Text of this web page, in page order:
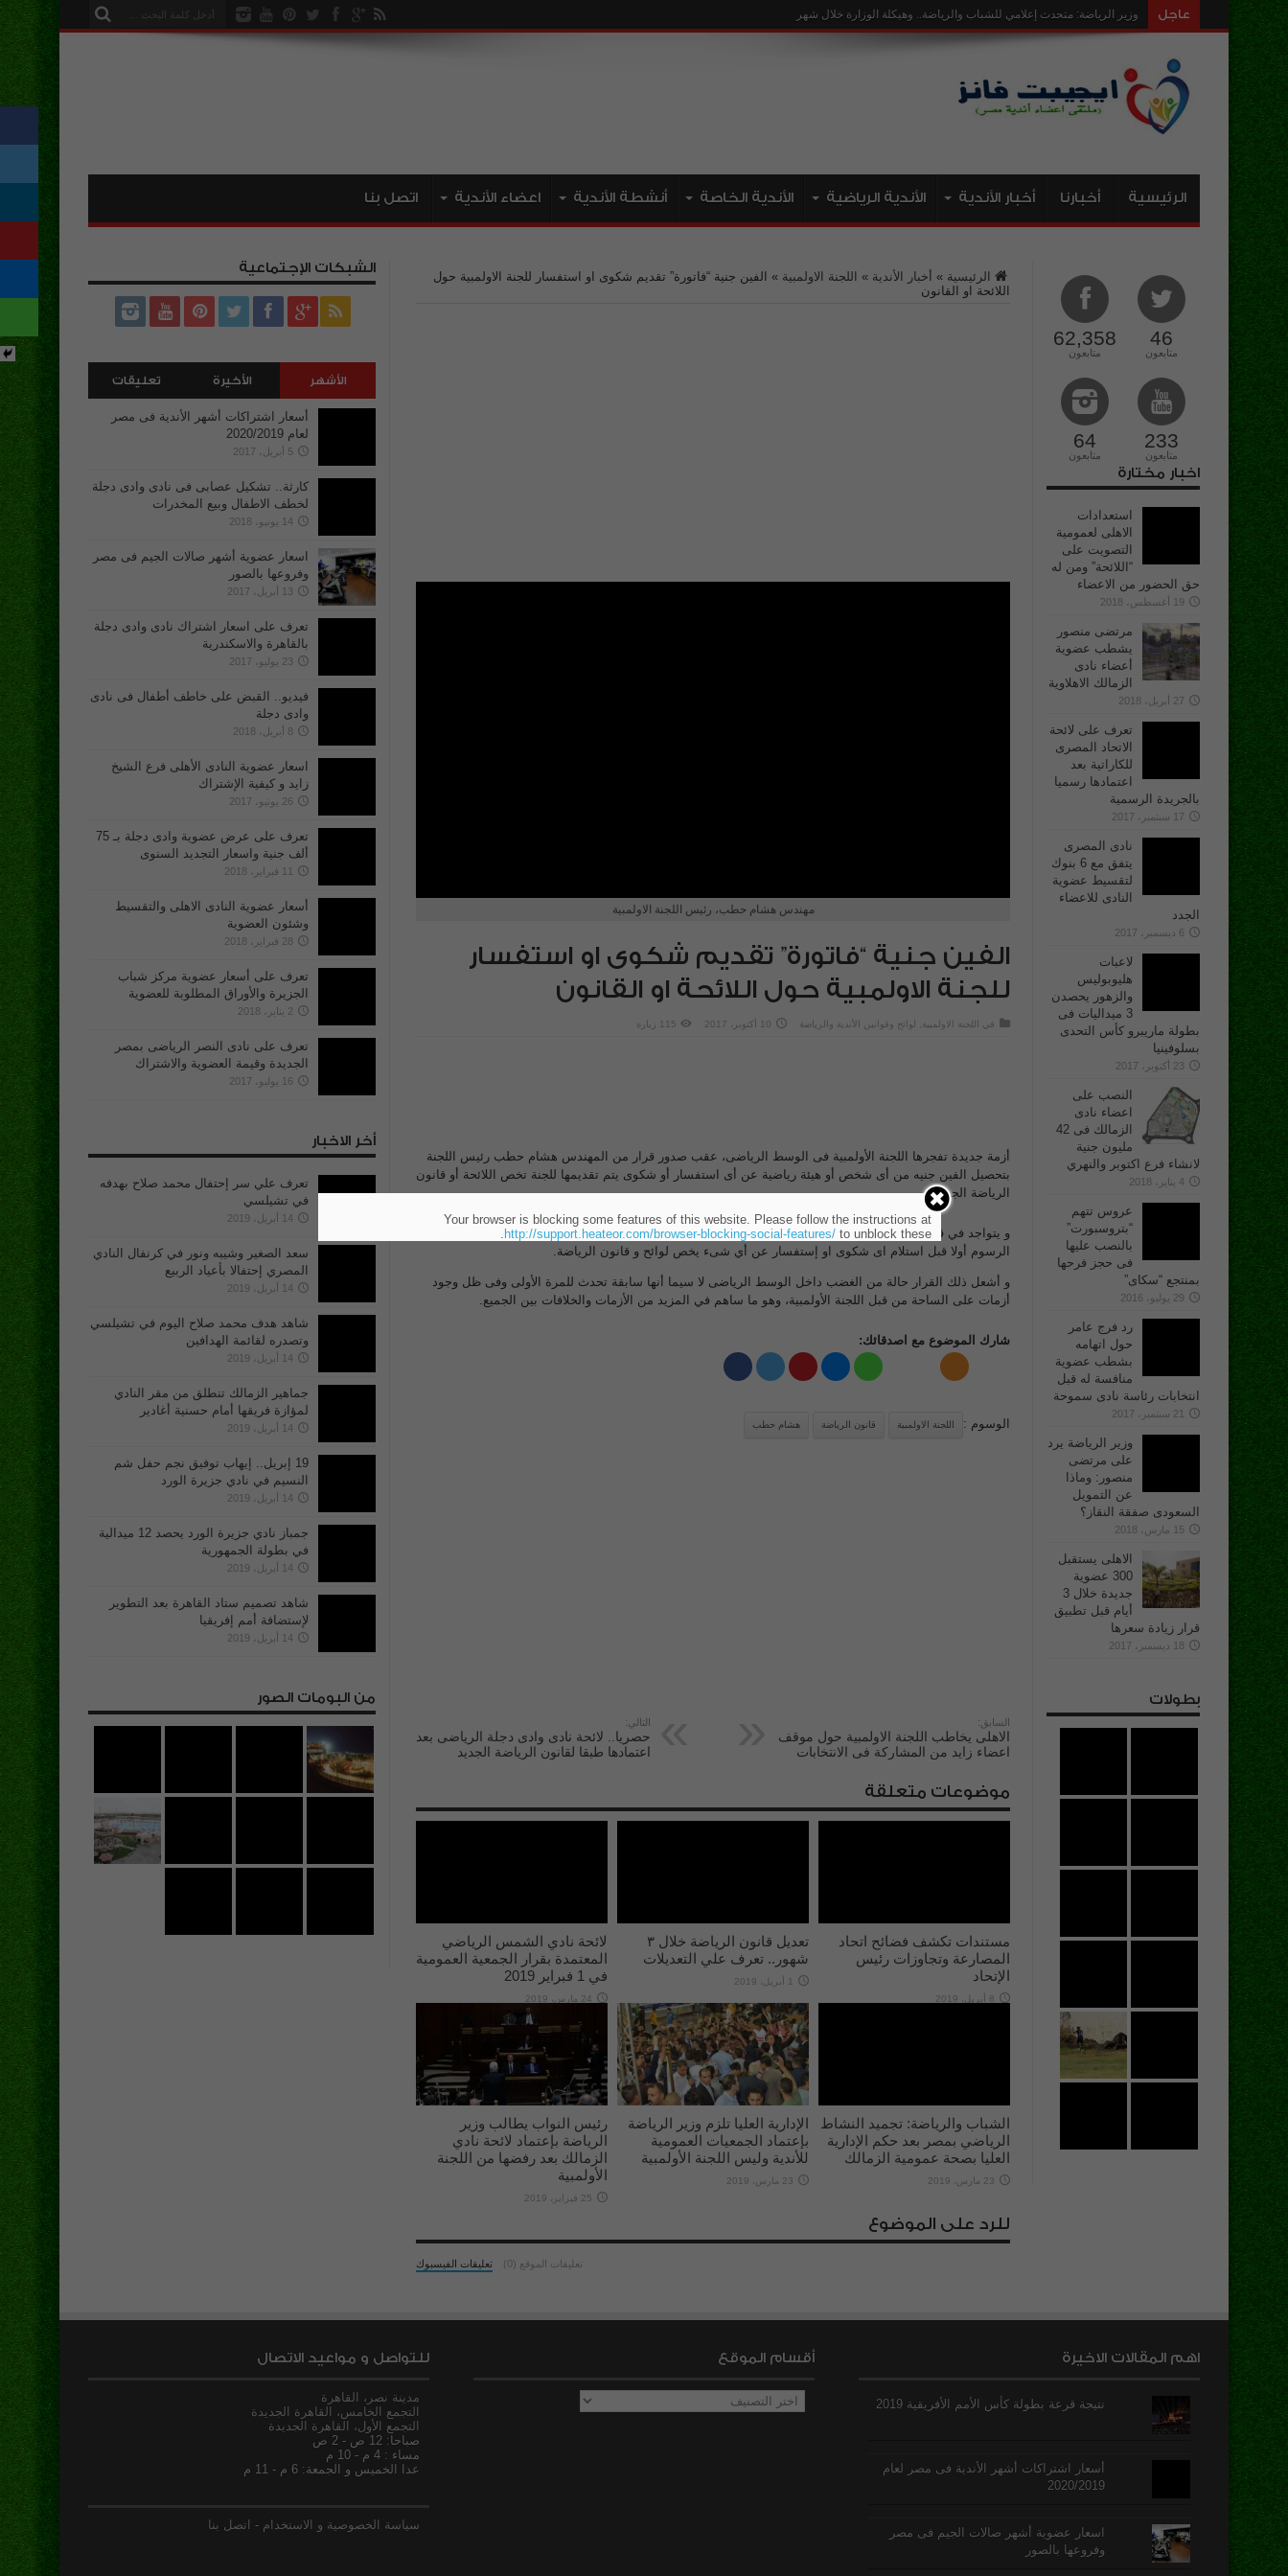
عاجل
الرئيسية أخبارنا أخبار الأندية الأندية الرياضية الأندية الخاصة أنشطة الأندية اعضاء الأندية اتصل بنا
الرئيسية » أخبار الأندية » اللجنة الاولمبية » الفين جنية “فاتورة” تقديم شكوى او استفسار للجنة الاولمبية حول
اللائحة او القانون
مهندس هشام حطب، رئيس اللجنة الاولمبية
الفين جنية “فاتورة” تقديم شكوى او استفسار
للجنة الاولمبية حول اللائحة او القانون
في اللجنة الاولمبية لوائح وقوانين الأندية والرياضة 10 أكتوبر، 2017 115 زيارة
أزمة جديدة تفجرها اللجنة الأولمبية فى الوسط الرياضى، عقب صدور قرار من المهندس هشام حطب رئيس اللجنة
بتحصيل الفين جنيه من أى شخص أو هيئة رياضية عن أى استفسار أو شكوى يتم تقديمها للجنة تخص اللائحة أو قانون
الرياضة الجديد.
و يتواجد في قاعة اللجنة الأولمبية باستاد القاهرة، مندوب مالى وآخر قانونى وثالث من السكرتارية من أجل تحصيل
الرسوم أولا قبل استلام اى شكوى او إستفسار عن أي شىء يخص لوائح و قانون الرياضة.
و أشعل ذلك القرار حالة من الغضب داخل الوسط الرياضى لا سيما أنها سابقة تحدث للمرة الأولى وفى ظل وجود
أزمات على الساحة من قبل اللجنة الأولمبية، وهو ما ساهم في المزيد من الأزمات والخلافات بين الجميع.
شارك الموضوع مع اصدقائك:
الوسوم : اللجنة الاولمبية قانون الرياضة هشام حطب
السابق:
الاهلى يخاطب اللجنة الاولمبية حول موقف
اعضاء زايد من المشاركة فى الانتخابات
التالي:
حصريا.. لائحة نادى وادى دجلة الرياضى بعد
اعتمادها طبقا لقانون الرياضة الجديد
موضوعات متعلقة
مستندات تكشف فضائح اتحاد
المصارعة وتجاوزات رئيس
الإتحاد
8 أبريل، 2019
تعديل قانون الرياضة خلال ٣
شهور.. تعرف علي التعديلات
1 أبريل، 2019
لائحة نادي الشمس الرياضي
المعتمدة بقرار الجمعية العمومية
في 1 فبراير 2019
24 مارس، 2019
الشباب والرياضة: تجميد النشاط
الرياضي بمصر بعد حكم الإدارية
العليا بصحة عمومية الزمالك
23 مارس، 2019
الإدارية العليا تلزم وزير الرياضة
بإعتماد الجمعيات العمومية
للأندية وليس اللجنة الأولمبية
23 مارس، 2019
رئيس النواب يطالب وزير
الرياضة بإعتماد لائحة نادي
الزمالك بعد رفضها من اللجنة
الأولمبية
25 فبراير، 2019
للرد على الموضوع
تعليقات الفيسبوك تعليقات الموقع (0)
46
متابعون
62,358
متابعون
233
متابعون
64
متابعون
اخبار مختارة
استعدادات
الاهلى لعمومية
التصويت على
“اللائحة” ومن له
حق الحضور من الاعضاء
19 أغسطس، 2018
مرتضى منصور
يشطب عضوية
أعضاء نادى
الزمالك الاهلاوية
27 أبريل، 2018
تعرف على لائحة
الاتحاد المصرى
للكاراتية بعد
اعتمادها رسميا
بالجريدة الرسمية
17 سبتمبر، 2017
نادى المصرى
يتفق مع 6 بنوك
لتقسيط عضوية
النادى للاعضاء
الجدد
6 ديسمبر، 2017
لاعبات
هليوبوليس
والزهور يحصدن
3 ميداليات فى
بطولة ماريبرو كأس التحدى
بسلوفينيا
23 أكتوبر، 2017
النصب على
اعضاء نادى
الزمالك فى 42
مليون جنية
لانشاء فرع اكتوبر والنهري
4 يناير، 2018
عروس تتهم
“بتروسبورت”
بالنصب عليها
فى حجز فرحها
بمنتجع “سكاى”
29 يوليو، 2016
رد فرج عامر
حول اتهامه
بشطب عضوية
منافسة له قبل
انتخابات رئاسة نادى سموحة
21 سبتمبر، 2017
وزير الرياضة يرد
على مرتضى
منصور: وماذا
عن التمويل
السعودى صفقة النقاز؟
15 مارس، 2018
الاهلى يستقبل
300 عضوية
جديدة خلال 3
أيام قبل تطبيق
قرار زيادة سعرها
18 ديسمبر، 2017
بطولات
الشبكات الإجتماعية
الأشهر الأخيرة تعليقات
أسعار اشتراكات أشهر الأندية فى مصر
لعام 2020/2019
5 أبريل، 2017
كارثة.. تشكيل عصابى فى نادى وادى دجلة
لخطف الاطفال وبيع المخدرات
14 يونيو، 2018
اسعار عضوية أشهر صالات الجيم فى مصر
وفروعها بالصور
13 أبريل، 2017
تعرف على اسعار اشتراك نادى وادى دجلة
بالقاهرة والاسكندرية
23 يوليو، 2017
فيديو.. القبض على خاطف أطفال فى نادى
وادى دجلة
8 أبريل، 2018
اسعار عضوية النادى الأهلى فرع الشيخ
زايد و كيفية الإشتراك
26 يونيو، 2017
تعرف على عرض عضوية وادى دجلة بـ 75
ألف جنية واسعار التجديد السنوى
11 فبراير، 2018
أسعار عضوية النادى الاهلى والتقسيط
وشئون العضوية
28 فبراير، 2018
تعرف على أسعار عضوية مركز شباب
الجزيرة والأوراق المطلوبة للعضوية
2 يناير، 2018
تعرف على نادى النصر الرياضى بمصر
الجديدة وقيمة العضوية والاشتراك
16 يوليو، 2017
أخر الاخبار
تعرف علي سر إحتفال محمد صلاح بهدفه
في تشيلسي
14 أبريل، 2019
سعد الصغير وشيبه ونور في كرنفال النادي
المصري إحتفالا بأعياد الربيع
14 أبريل، 2019
شاهد هدف محمد صلاح اليوم في تشيلسي
وتصدره لقائمة الهدافين
14 أبريل، 2019
جماهير الزمالك تنطلق من مقر النادي
لمؤازة فريقها أمام حسنية أغادير
14 أبريل، 2019
19 إبريل.. إيهاب توفيق نجم حفل شم
النسيم في نادي جزيرة الورد
14 أبريل، 2019
جمباز نادي جزيرة الورد يحصد 12 ميدالية
في بطولة الجمهورية
14 أبريل، 2019
شاهد تصميم ستاد القاهرة بعد التطوير
لإستضافة أمم إفريقيا
14 أبريل، 2019
من البومات الصور
اهم المقالات الاخيرة
نتيجة قرعة بطولة كأس الأمم الأفريقية 2019
أسعار اشتراكات أشهر الأندية فى مصر لعام
2020/2019
اسعار عضوية أشهر صالات الجيم فى مصر
وفروعها بالصور
أقسام الموقع
أقسام
الموقع
للتواصل و مواعيد الاتصال
مدينة نصر، القاهرة
التجمع الخامس، القاهرة الجديدة
التجمع الأول، القاهرة الجديدة
صباحا: 12 ص - 2 ص
مساء : 4 م - 10 م
عدا الخميس و الجمعة: 6 م - 11 م
سياسة الخصوصية و الاستخدام - اتصل بنا
Your browser is blocking some features of this website. Please follow the instructions at
http://support.heateor.com/browser-blocking-social-features/to unblock these.